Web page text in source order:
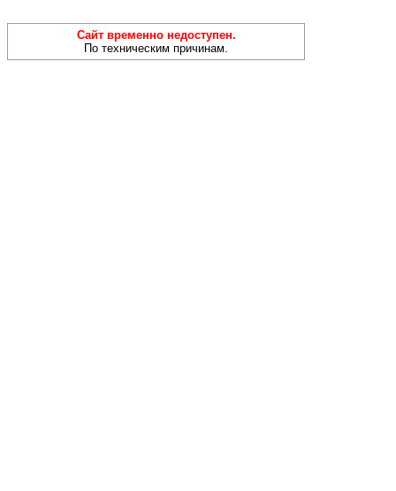
Сайт временно недоступен.
По техническим причинам.